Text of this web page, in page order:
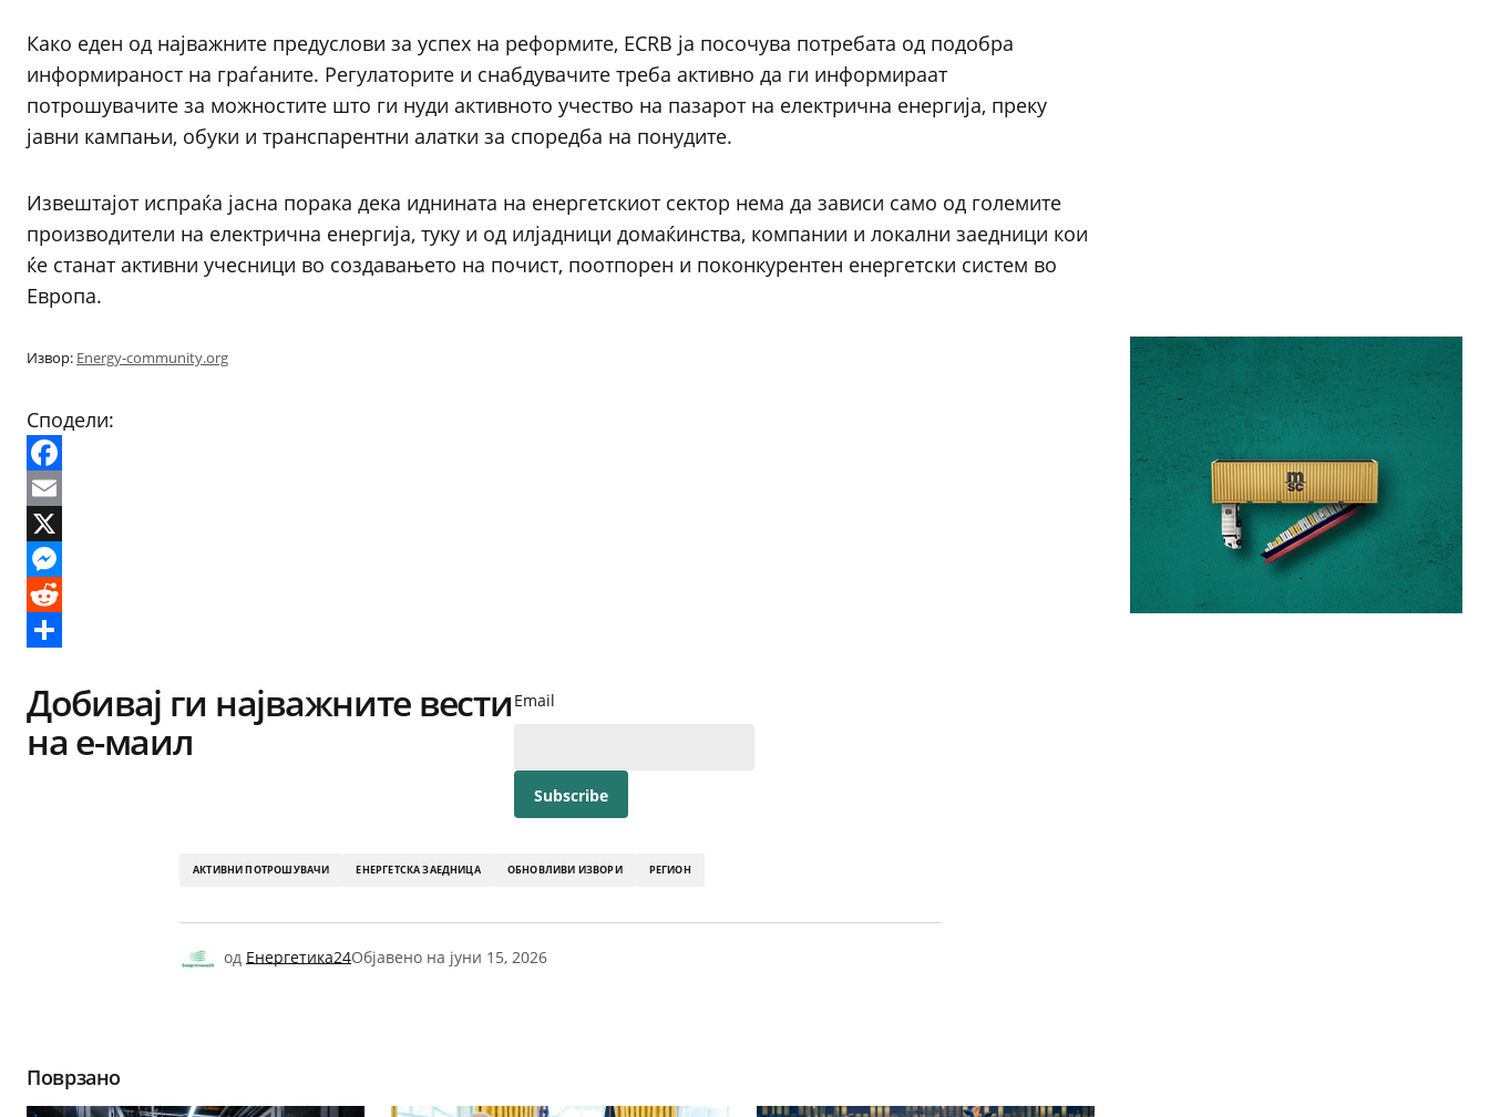
Како еден од најважните предуслови за успех на реформите, ECRB ја посочува потребата од подобра
информираност на граѓаните. Регулаторите и снабдувачите треба активно да ги информираат
потрошувачите за можностите што ги нуди активното учество на пазарот на електрична енергија, преку
јавни кампањи, обуки и транспарентни алатки за споредба на понудите.
Извештајот испраќа јасна порака дека иднината на енергетскиот сектор нема да зависи само од големите
производители на електрична енергија, туку и од илјадници домаќинства, компании и локални заедници кои
ќе станат активни учесници во создавањето на почист, поотпорен и поконкурентен енергетски систем во
Европа.
Извор: Energy-community.org
Сподели:
Facebook
Email
X
Messenger
Reddit
Добивај ги најважните вести
на е-маил
Email
АКТИВНИ ПОТРОШУВАЧИ ЕНЕРГЕТСКА ЗАЕДНИЦА ОБНОВЛИВИ ИЗВОРИ РЕГИОН
од Енергетика24Објавено на јуни 15, 2026
Поврзано